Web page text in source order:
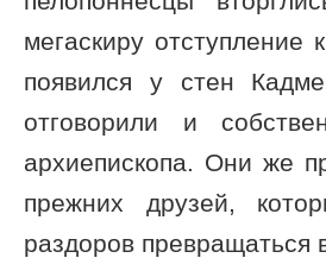
мегаскиру
появился у стен
отговорили и
архиепископа. Они же
прежних друзей,
раздоров превращаться